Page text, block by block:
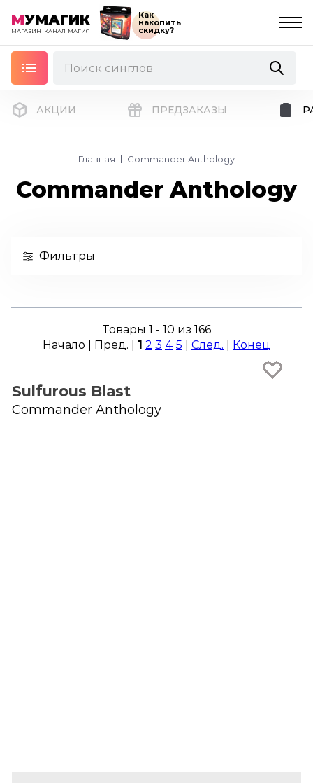
МУМАГИК
МАГАЗИН КАНАЛ МАГИЯ
Как
накопить
скидку?
АКЦИИ ПРЕДЗАКАЗЫ
Главная Commander Anthology
Commander Anthology
Фильтры
Товары 1 - 10 из 166
Начало | Пред. | 1 2 3 4 5 След. Конец
Sulfurous Blast
Commander Anthology